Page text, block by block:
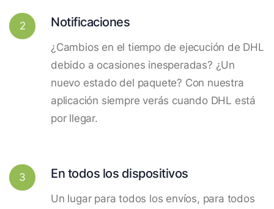
2 Notificaciones
¿Cambios en el tiempo de ejecución de DHL
debido a ocasiones inesperadas? ¿Un
nuevo estado del paquete? Con nuestra
aplicación siempre verás cuando DHL está
por llegar.
3 En todos los dispositivos
Un lugar para todos los envíos, para todos